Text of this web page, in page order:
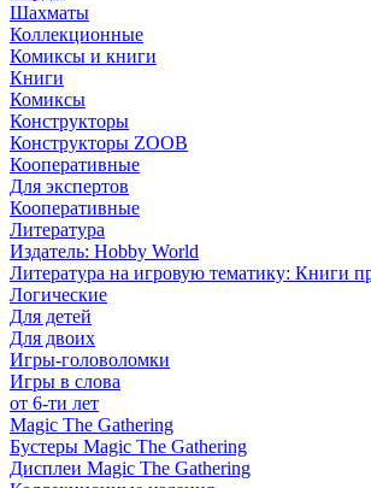
Шахматы
Коллекционные
Комиксы и книги
Книги
Комиксы
Конструкторы
Конструкторы ZOOB
Кооперативные
Для экспертов
Кооперативные
Литература
Издатель: Hobby World
Литература на игровую тематику: Книги
Логические
Для детей
Для двоих
Игры-головоломки
Игры в слова
от 6-ти лет
Magic The Gathering
Бустеры Magic The Gathering
Дисплеи Magic The Gathering